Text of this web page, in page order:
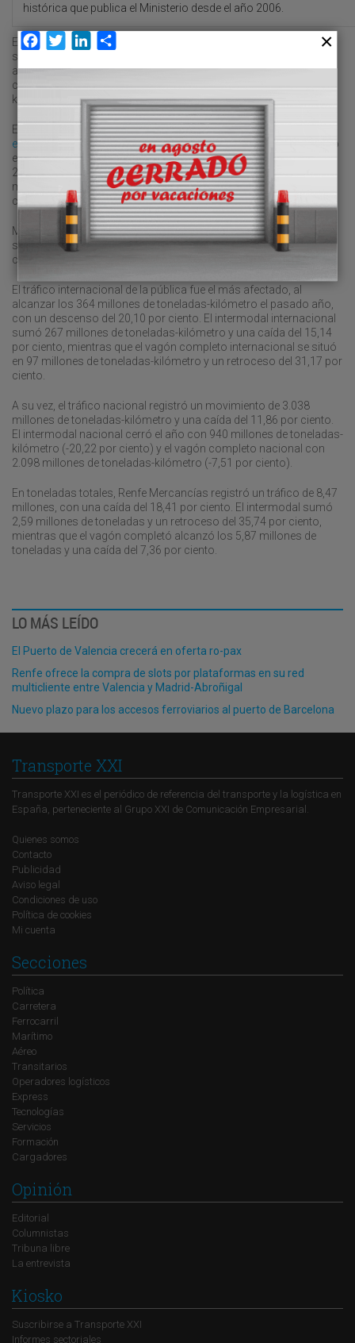
histórica que publica el Ministerio desde el año 2006.
El tráfico registrado por Renfe Mercancías el pasado año vuelve a
ser el peor en la serie histórica que publica el Ministerio desde el
año 2006. En concreto, el operador público se ha dejado por el
camino el 70 por ciento de sus tráficos medidos en toneladas-
kilómetro en estas dos últimas décadas.
En este contexto negativo,el intermodal sigue siendo la
especialidad que más pérdida de volúmenesestá experimentando
en el conjunto de la actividad de Renfe Mercancías. Al cierre de
2025, el intermodal de la pública registró un movimiento de 1.207
millones de toneladas-kilómetro, con un retroceso del 19,15 por
ciento.
Mientras, la actividad de vagón completo del operador público
situó sus tráficos en 2.195 toneladas-kilómetro el pasado año,
con un descenso del 8,90 por ciento.
El tráfico internacional de la pública fue el más afectado, al
alcanzar los 364 millones de toneladas-kilómetro el pasado año,
con un descenso del 20,10 por ciento. El intermodal internacional
sumó 267 millones de toneladas-kilómetro y una caída del 15,14
por ciento, mientras que el vagón completo internacional se situó
en 97 millones de toneladas-kilómetro y un retroceso del 31,17 por
ciento.
A su vez, el tráfico nacional registró un movimiento de 3.038
millones de toneladas-kilómetro y una caída del 11,86 por ciento.
El intermodal nacional cerró el año con 940 millones de toneladas-
kilómetro (-20,22 por ciento) y el vagón completo nacional con
2.098 millones de toneladas-kilómetro (-7,51 por ciento).
En toneladas totales, Renfe Mercancías registró un tráfico de 8,47
millones, con una caída del 18,41 por ciento. El intermodal sumó
2,59 millones de toneladas y un retroceso del 35,74 por ciento,
mientras que el vagón completó alcanzó los 5,87 millones de
toneladas y una caída del 7,36 por ciento.
LO MÁS LEÍDO
El Puerto de Valencia crecerá en oferta ro-pax
Renfe ofrece la compra de slots por plataformas en su red
multicliente entre Valencia y Madrid-Abroñigal
Nuevo plazo para los accesos ferroviarios al puerto de Barcelona
Transporte XXI
Transporte XXI es el periódico de referencia del transporte y la logística en
España, perteneciente al Grupo XXI de Comunicación Empresarial.
Quienes somos
Contacto
Publicidad
Aviso legal
Condiciones de uso
Política de cookies
Mi cuenta
Secciones
Política
Carretera
Ferrocarril
Marítimo
Aéreo
Transitarios
Operadores logísticos
Express
Tecnologías
Servicios
Formación
Cargadores
Opinión
Editorial
Columnistas
Tribuna libre
La entrevista
Kiosko
Suscribirse a Transporte XXI
Informes sectoriales
Facebook
TwitterLinkedIn